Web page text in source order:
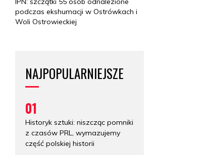
podczas ekshumacji w Ostrówkach i
Woli Ostrowieckiej
NAJPOPULARNIEJSZE
01
Historyk sztuki: niszcząc pomniki
z czasów PRL, wymazujemy
część polskiej historii